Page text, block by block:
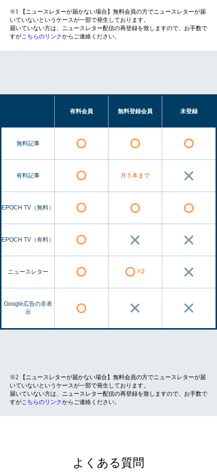
※1 【ニュースレターが届かない場合】無料会員の方でニュースレターが届
いていないというケースが一部で発生しております。
届いていない方は、ニュースレター配信の再登録を致しますので、お手数で
すがこちらのリンクからご連絡ください。
有料会員 無料登録会員 未登録
無料記事
有料記事 月５本まで
EPOCH TV（無料）
EPOCH TV（有料）
ニュースレター ※2
Google広告の非表
示
※2 【ニュースレターが届かない場合】無料会員の方でニュースレターが届
いていないというケースが一部で発生しております。
届いていない方は、ニュースレター配信の再登録を致しますので、お手数で
すがこちらのリンクからご連絡ください。
よくある質問